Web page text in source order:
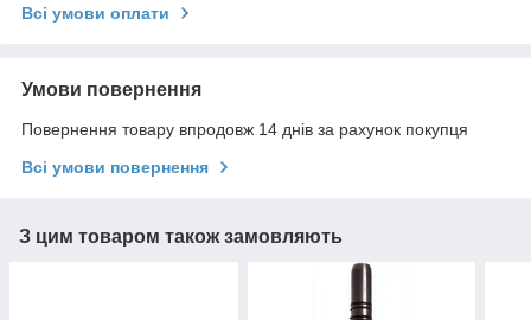
Всі умови оплати
Умови повернення
Повернення товару впродовж 14 днів за рахунок покупця
Всі умови повернення
З цим товаром також замовляють